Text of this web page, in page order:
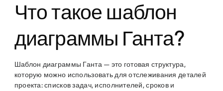
Что такое шаблон
диаграммы Ганта?
Шаблон диаграммы Ганта — это готовая структура,
которую можно использовать для отслеживания деталей
проекта: списков задач, исполнителей, сроков и